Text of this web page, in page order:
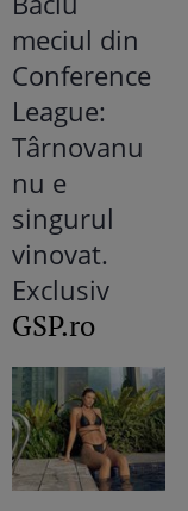
GSP.ro